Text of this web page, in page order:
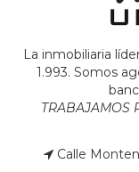
La inmobiliaria
1.993. Somos
TRABAJAMOS
Calle